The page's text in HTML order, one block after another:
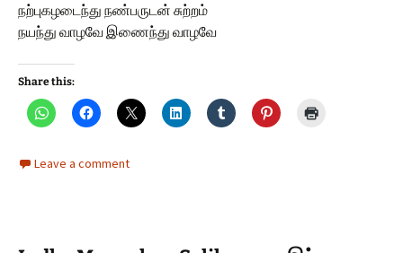
நற்புகழடைந்து நண்பருடன் சுற்றம்
நயந்து வாழவே இணைந்து வாழவே
Share this:
Leave a comment